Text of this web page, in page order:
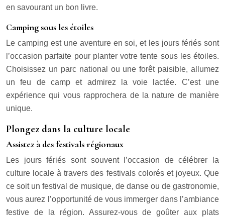
en savourant un bon livre.
Camping sous les étoiles
Le camping est une aventure en soi, et les jours fériés sont
l’occasion parfaite pour planter votre tente sous les étoiles.
Choisissez un parc national ou une forêt paisible, allumez
un feu de camp et admirez la voie lactée. C’est une
expérience qui vous rapprochera de la nature de manière
unique.
Plongez dans la culture locale
Assistez à des festivals régionaux
Les jours fériés sont souvent l’occasion de célébrer la
culture locale à travers des festivals colorés et joyeux. Que
ce soit un festival de musique, de danse ou de gastronomie,
vous aurez l’opportunité de vous immerger dans l’ambiance
festive de la région. Assurez-vous de goûter aux plats